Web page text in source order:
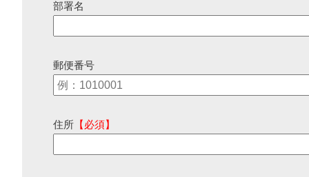
部署名
郵便番号
住所 【必須】